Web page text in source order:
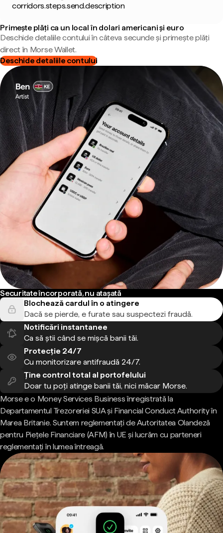
corridors.steps.send.description
Primește plăți ca un local în dolari americani și euro
Deschide detaliile contului în câteva secunde și primește plăți
direct în Morse Wallet.
Deschide detaliile contului
Securitate încorporată, nu atașată
Blochează cardul în o atingere
Dacă se pierde, e furate sau suspectezi fraudă.
Notificări instantanee
Ca să știi când se mișcă banii tăi.
Protecție 24/7
Cu monitorizare antifraudă 24/7.
Ține control total al portofelului
Doar tu poți atinge banii tăi, nici măcar Morse.
Morse e o Money Services Business înregistrată la
Departamentul Trezoreriei SUA și Financial Conduct Authority în
Marea Britanie. Suntem reglementați de Autoritatea Olandeză
pentru Piețele Financiare (AFM) în UE și lucrăm cu parteneri
reglementați în lumea întreagă.